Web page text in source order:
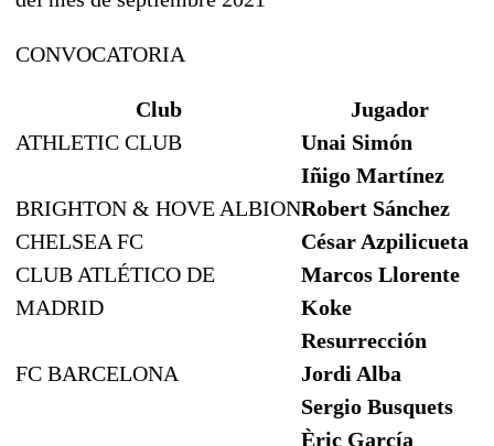
CONVOCATORIA
Club
Jugador
ATHLETIC CLUB
Unai Simón
Iñigo Martínez
BRIGHTON & HOVE ALBIONRobert Sánchez
CHELSEA FC
César Azpilicueta
CLUB ATLÉTICO DE
MADRID
Marcos Llorente
Koke
Resurrección
FC BARCELONA
Jordi Alba
Sergio Busquets
Èric García